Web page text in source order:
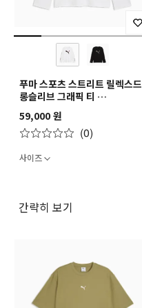
푸마 스포츠 스트리트 릴렉스드
롱슬리브 그래픽 티
PUMA SPORT Street
Relaxed Longsleeve
Graphic Tee
59,000 원
(0)
사이즈
간략히 보기